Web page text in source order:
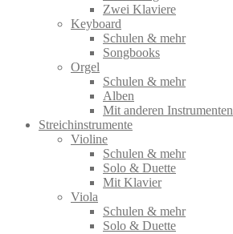
Zwei Klaviere
Keyboard
Schulen & mehr
Songbooks
Orgel
Schulen & mehr
Alben
Mit anderen Instrumenten
Streichinstrumente
Violine
Schulen & mehr
Solo & Duette
Mit Klavier
Viola
Schulen & mehr
Solo & Duette